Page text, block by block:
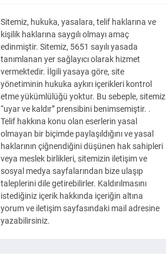
Sitemiz, hukuka, yasalara, telif haklarına ve
kişilik haklarına saygılı olmayı amaç
edinmiştir. Sitemiz, 5651 sayılı yasada
tanımlanan yer sağlayıcı olarak hizmet
vermektedir. İlgili yasaya göre, site
yönetiminin hukuka aykırı içerikleri kontrol
etme yükümlülüğü yoktur. Bu sebeple, sitemiz
“uyar ve kaldır” prensibini benimsemiştir. .
Telif hakkına konu olan eserlerin yasal
olmayan bir biçimde paylaşıldığını ve yasal
haklarının çiğnendiğini düşünen hak sahipleri
veya meslek birlikleri, sitemizin iletişim ve
sosyal medya sayfalarından bize ulaşıp
taleplerini dile getirebilirler. Kaldırılmasını
istediğiniz içerik hakkında içeriğin altına
yorum ve iletişim sayfasındaki mail adresine
yazabilirsiniz.